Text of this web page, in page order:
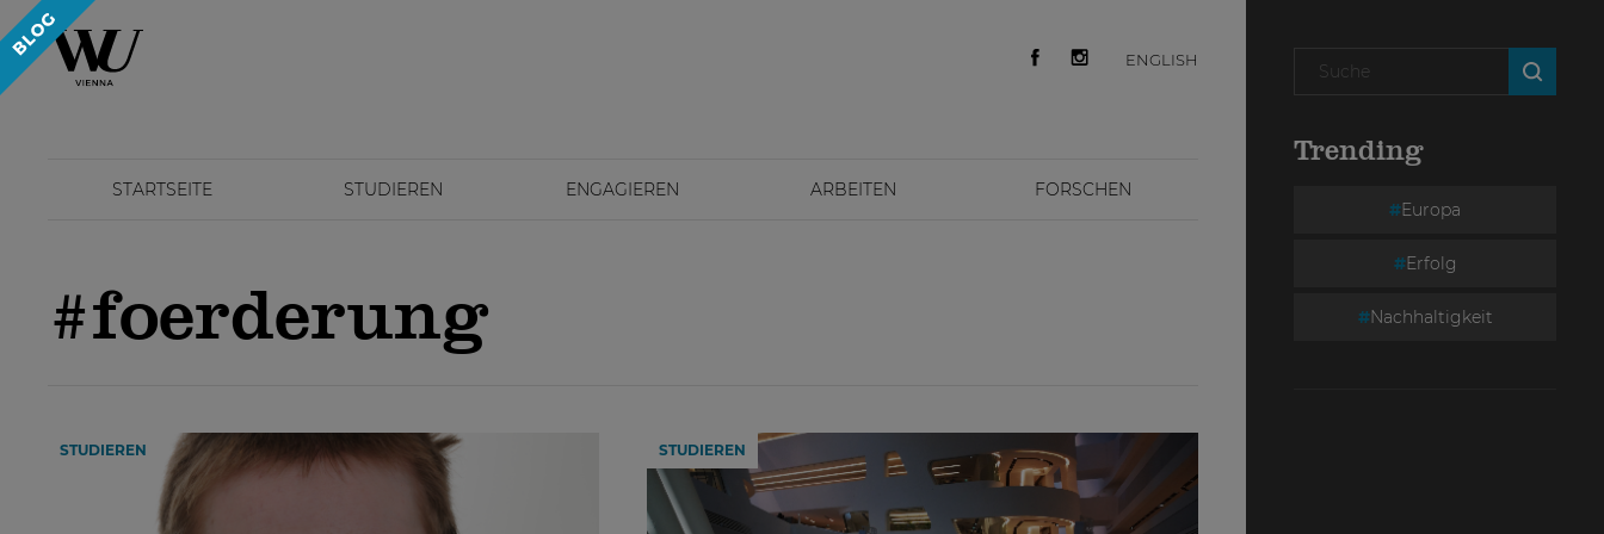
ENGLISH
STARTSEITE STUDIEREN ENGAGIEREN ARBEITEN FORSCHEN
Trending
Europa
Erfolg
Nachhaltigkeit
#foerderung
STUDIEREN STUDIEREN